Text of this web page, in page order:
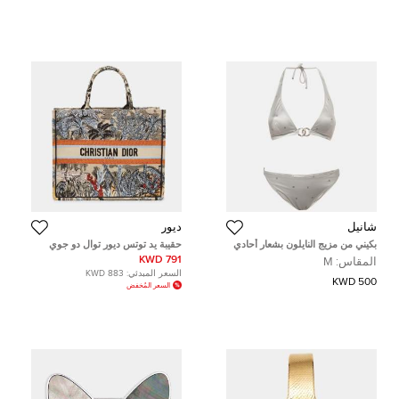
شانيل
بكيني من مزيج النايلون بشعار أحادي
اللون الفضي شانيل مقاس وسط
(ميديوم)
المقاس: M
500 KWD
ديور
حقيبة يد توتس ديور توال دو جوي
تروبيكاليا كانفاس مطرز كبيرة
791 KWD
السعر المبدئي: 883 KWD
السعر المُخفض